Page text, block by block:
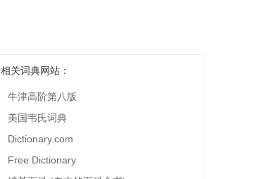
相关词典网站：
牛津高阶第八版
美国韦氏词典
Dictionary.com
Free Dictionary